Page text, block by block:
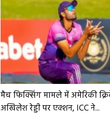
मैच फिक्सिंग मामले में अमेरिकी
अखिलेश रेड्डी पर एक्शन, ICC ने...